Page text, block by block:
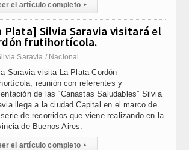
el artículo completo ▸
Plata] Silvia Saravia visitará el
frutihortícola.
Saravia / Nacional
Saravia visita La Plata Cordón
reunión con referentes y
de las “Canastas Saludables” Silvia
llega a la ciudad Capital en el marco de
de recorridos que viene realizando en la
de Buenos Aires.
el artículo completo ▸